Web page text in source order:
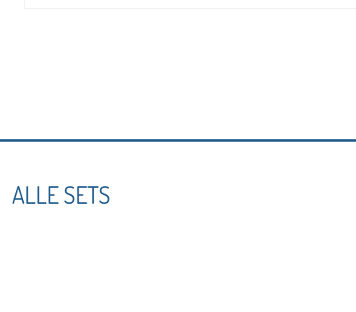
ALLE SETS